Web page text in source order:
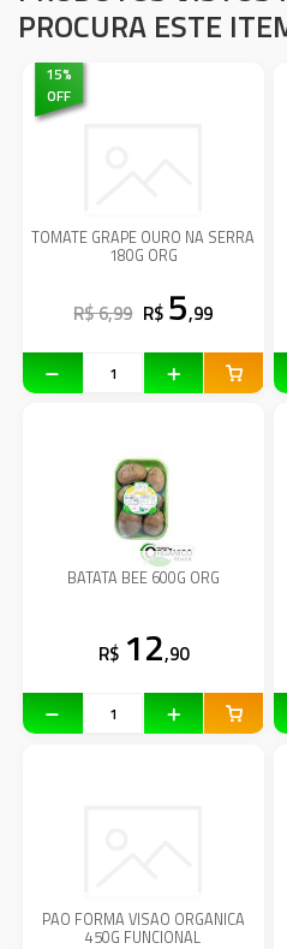
PROCURA ESTE
15%
OFF
TOMATE GRAPE OURO NA SERRA
180G ORG
R$ 6,99 R$ 5,99
BATATA BEE 600G ORG
R$ 12,90
PAO FORMA VISAO ORGANICA
450G FUNCIONAL